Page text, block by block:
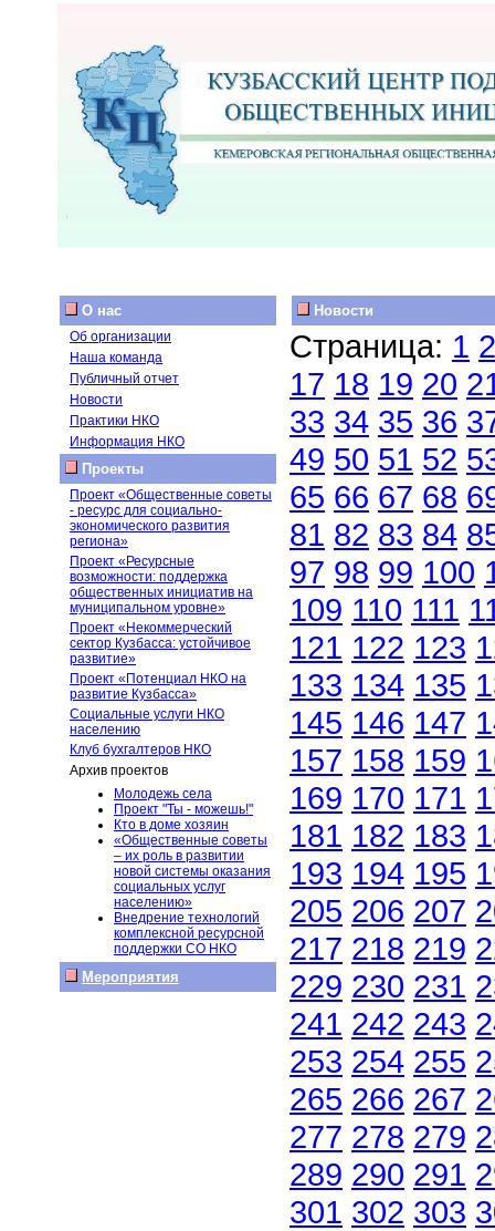
О нас
Об организации
Наша команда
Публичный отчет
Новости
Практики НКО
Информация НКО
Проекты
Проект «Общественные советы
- ресурс для социально-
экономического развития
региона»
Проект «Ресурсные
возможности: поддержка
общественных инициатив на
муниципальном уровне»
Проект «Некоммерческий
сектор Кузбасса: устойчивое
развитие»
Проект «Потенциал НКО на
развитие Кузбасса»
Социальные услуги НКО
населению
Клуб бухгалтеров НКО
Архив проектов
Молодежь села
Проект "Ты - можешь!"
Кто в доме хозяин
«Общественные советы
– их роль в развитии
новой системы оказания
социальных услуг
населению»
Внедрение технологий
комплексной ресурсной
поддержки СО НКО
Мероприятия
Новости
Страница: 1 2
17 18 19 20
33 34 35 36
49 50 51 52
65 66 67 68
81 82 83 84
97 98 99 100
109 110 111
121 122 123
133 134 135
145 146 147
157 158 159
169 170 171
181 182 183
193 194 195
205 206 207
217 218 219
229 230 231
241 242 243
253 254 255
265 266 267
277 278 279
289 290 291
301 302 303